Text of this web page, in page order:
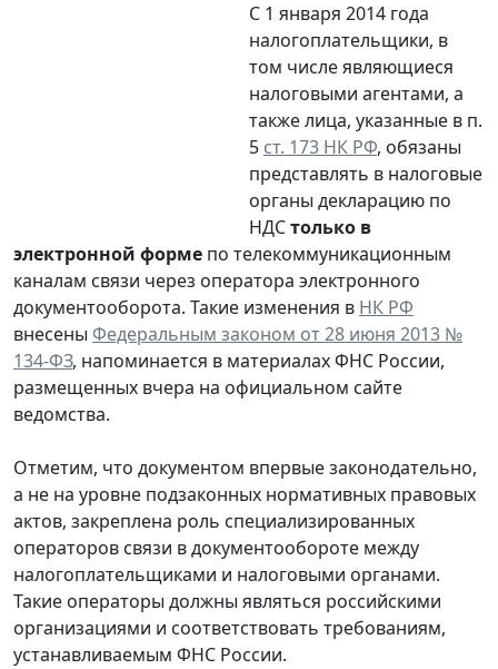
С 1 января 2014 года
налогоплательщики, в
том числе являющиеся
налоговыми агентами, а
также лица, указанные в п.
5 ст. 173 НК РФ, обязаны
представлять в налоговые
органы декларацию по
НДСтолько в
электронной форме по телекоммуникационным
каналам связи через оператора электронного
документооборота. Такие изменения в НК РФ
внесены Федеральным законом от 28 июня 2013 №
134-ФЗ, напоминается в материалах ФНС России,
размещенных вчера на официальном сайте
ведомства.
Отметим, что документом впервые законодательно,
а не на уровне подзаконных нормативных правовых
актов, закреплена роль специализированных
операторов связи в документообороте между
налогоплательщиками и налоговыми органами.
Такие операторы должны являться российскими
организациями и соответствовать требованиям,
устанавливаемым ФНС России.